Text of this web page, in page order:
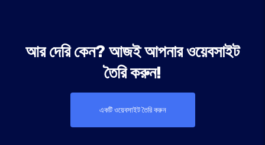
আর দেরি কেন? আজই আপনার ওয়েবসাইট
তৈরি করুন!
একটি ওয়েবসাইট তৈরি করুন